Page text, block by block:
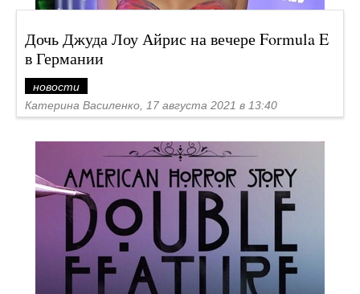
Дочь Джуда Лоу Айрис на вечере Formula E
в Германии
новости
Катерина Василенко, 17 августа 2021 в 13:40